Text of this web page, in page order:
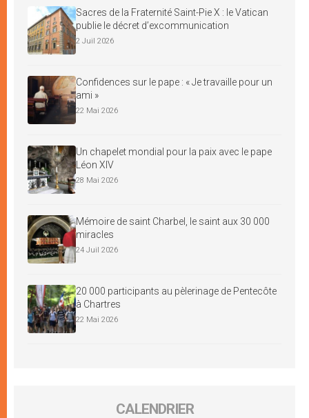
Sacres de la Fraternité Saint-Pie X : le Vatican
publie le décret d’excommunication
2 Juil 2026
Confidences sur le pape : « Je travaille pour un
ami »
22 Mai 2026
Un chapelet mondial pour la paix avec le pape
Léon XIV
28 Mai 2026
Mémoire de saint Charbel, le saint aux 30 000
miracles
24 Juil 2026
20 000 participants au pèlerinage de Pentecôte
à Chartres
22 Mai 2026
CALENDRIER